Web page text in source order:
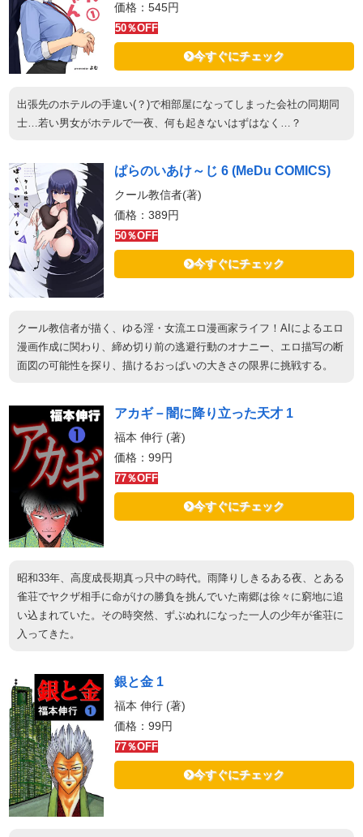
価格：545円
50％OFF
今すぐにチェック
出張先のホテルの手違い(？)で相部屋になってしまった会社の同期同
士…若い男女がホテルで一夜、何も起きないはずはなく…？
ぱらのいあけ～じ 6 (MeDu COMICS)
クール教信者(著)
価格：389円
50％OFF
今すぐにチェック
クール教信者が描く、ゆる淫・女流エロ漫画家ライフ！AIによるエロ
漫画作成に関わり、締め切り前の逃避行動のオナニー、エロ描写の断
面図の可能性を探り、描けるおっぱいの大きさの限界に挑戦する。
アカギ－闇に降り立った天才 1
福本 伸行 (著)
価格：99円
77％OFF
今すぐにチェック
昭和33年、高度成長期真っ只中の時代。雨降りしきるある夜、とある
雀荘でヤクザ相手に命がけの勝負を挑んでいた南郷は徐々に窮地に追
い込まれていた。その時突然、ずぶぬれになった一人の少年が雀荘に
入ってきた。
銀と金 1
福本 伸行 (著)
価格：99円
77％OFF
今すぐにチェック